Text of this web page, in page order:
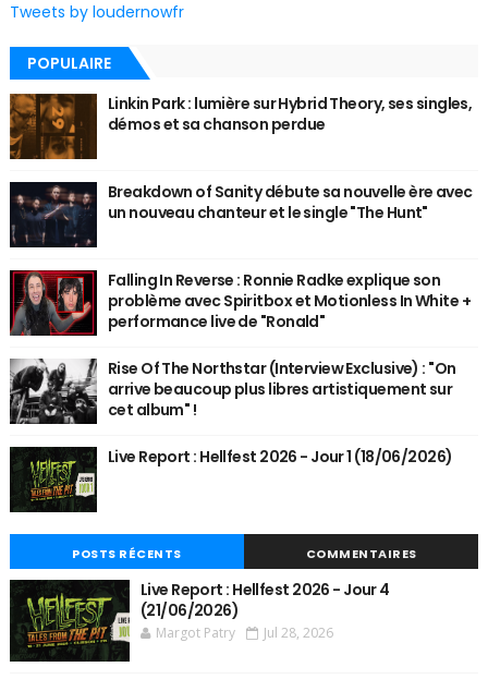
Tweets by loudernowfr
POPULAIRE
Linkin Park : lumière sur Hybrid Theory, ses singles,
démos et sa chanson perdue
Breakdown of Sanity débute sa nouvelle ère avec
un nouveau chanteur et le single "The Hunt"
Falling In Reverse : Ronnie Radke explique son
problème avec Spiritbox et Motionless In White +
performance live de "Ronald"
Rise Of The Northstar (Interview Exclusive) : "On
arrive beaucoup plus libres artistiquement sur
cet album" !
Live Report : Hellfest 2026 - Jour 1 (18/06/2026)
POSTS RÉCENTS COMMENTAIRES
Live Report : Hellfest 2026 - Jour 4
(21/06/2026)
Margot Patry Jul 28, 2026